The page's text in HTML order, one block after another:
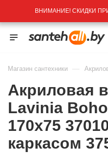
ВНИМАНИЕ! СКИДКИ
Магазин сантехники —
Акриловая
Lavinia
170x75
каркасом